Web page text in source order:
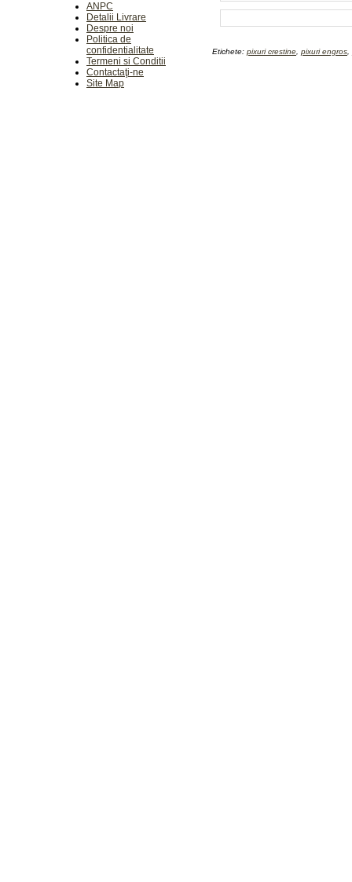
ANPC
Detalii Livrare
Despre noi
Politica de
confidentialitate
Termeni si Conditii
Contactaţi-ne
Site Map
Etichete: pixuri crestine pixuri engros